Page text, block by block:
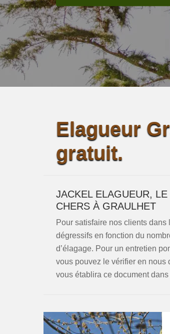
Elagueur
gratuit.
JACKEL ELAGUEUR,
CHERS À GRAULHET
Pour satisfaire nos clients
dégressifs en fonction du
d’élagage. Pour un entretien
vous pouvez le vérifier en nous
vous établira ce document